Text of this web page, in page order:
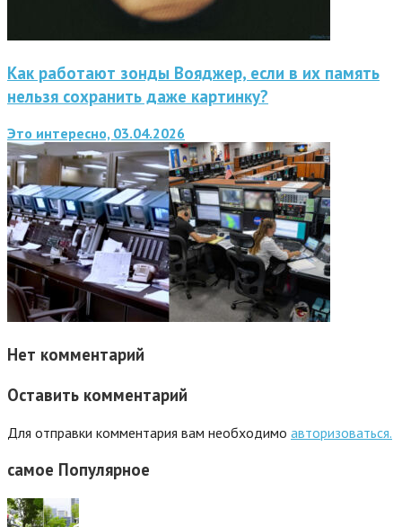
Как работают зонды Вояджер, если в их память
нельзя сохранить даже картинку?
Это интересно, 03.04.2026
Нет комментарий
Оставить комментарий
Для отправки комментария вам необходимо авторизоваться.
самое Популярное